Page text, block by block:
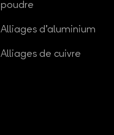
poudre
Alliages d'aluminium
Alliages de cuivre